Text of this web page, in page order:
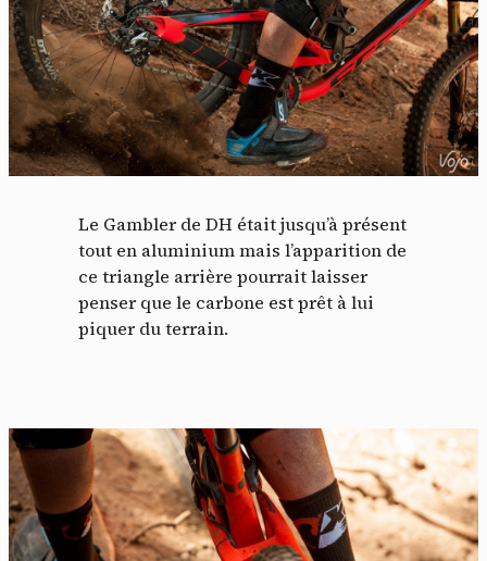
Le Gambler de DH était jusqu’à présent
tout en aluminium mais l’apparition de
ce triangle arrière pourrait laisser
penser que le carbone est prêt à lui
piquer du terrain.